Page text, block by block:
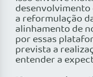
a reformulação
alinhamento de
por essas
prevista a
entender a